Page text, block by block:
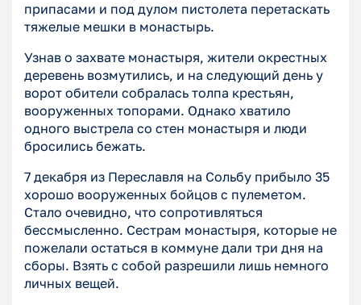
припасами и под дулом пистолета перетаскать
тяжелые мешки в монастырь.
Узнав о захвате монастыря, жители окрестных
деревень возмутились, и на следующий день у
ворот обители собралась толпа крестьян,
вооруженных топорами. Однако хватило
одного выстрела со стен монастыря и люди
бросились бежать.
7 декабря из Переславля на Сольбу прибыло 35
хорошо вооруженных бойцов с пулеметом.
Стало очевидно, что сопротивляться
бессмысленно. Сестрам монастыря, которые не
пожелали остаться в коммуне дали три дня на
сборы. Взять с собой разрешили лишь немного
личных вещей.